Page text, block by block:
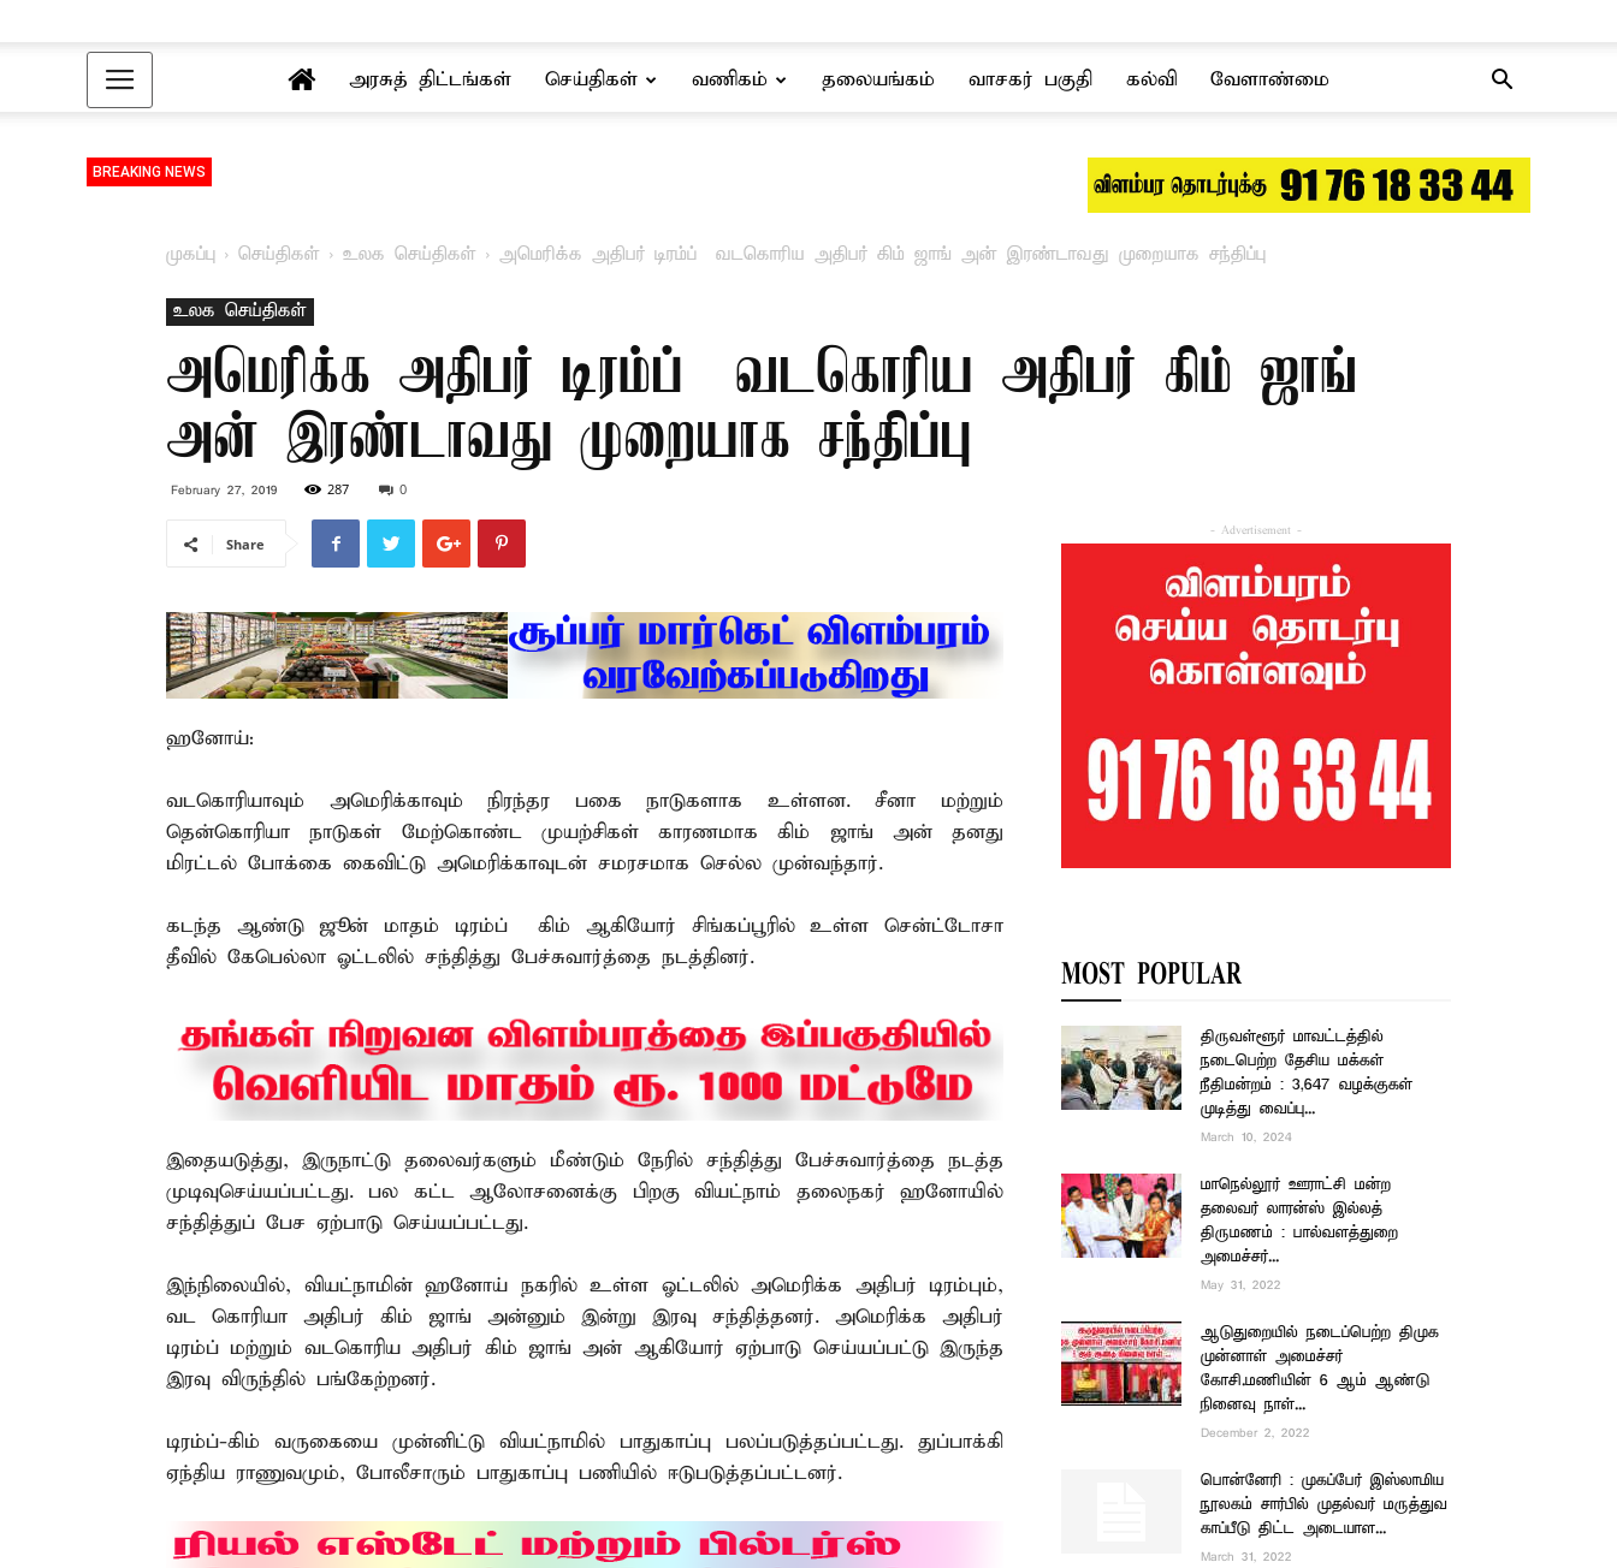
அரசுத் திட்டங்கள் செய்திகள் வணிகம் தலையங்கம் வாசகர் பகுதி கல்வி வேளாண்மை
BREAKING NEWS
முகப்பு செய்திகள் உலக செய்திகள் அமெரிக்க அதிபர் டிரம்ப் – வடகொரிய அதிபர் கிம் ஜாங் அன் இரண்டாவது முறையாக சந்திப்பு
உலக செய்திகள்
அமெரிக்க அதிபர் டிரம்ப் – வடகொரிய அதிபர் கிம் ஜாங்
அன் இரண்டாவது முறையாக சந்திப்பு
February 27, 2019 287 0
Share
ஹனோய்:
வடகொரியாவும் அமெரிக்காவும் நிரந்தர பகை நாடுகளாக உள்ளன. சீனா மற்றும்
தென்கொரியா நாடுகள் மேற்கொண்ட முயற்சிகள் காரணமாக கிம் ஜாங் அன் தனது
மிரட்டல் போக்கை கைவிட்டு அமெரிக்காவுடன் சமரசமாக செல்ல முன்வந்தார்.
கடந்த ஆண்டு ஜூன் மாதம் டிரம்ப் – கிம் ஆகியோர் சிங்கப்பூரில் உள்ள சென்ட்டோசா
தீவில் கேபெல்லா ஓட்டலில் சந்தித்து பேச்சுவார்த்தை நடத்தினர்.
இதையடுத்து, இருநாட்டு தலைவர்களும் மீண்டும் நேரில் சந்தித்து பேச்சுவார்த்தை நடத்த
முடிவுசெய்யப்பட்டது. பல கட்ட ஆலோசனைக்கு பிறகு வியட்நாம் தலைநகர் ஹனோயில்
சந்தித்துப் பேச ஏற்பாடு செய்யப்பட்டது.
இந்நிலையில், வியட்நாமின் ஹனோய் நகரில் உள்ள ஓட்டலில் அமெரிக்க அதிபர் டிரம்பும்,
வட கொரியா அதிபர் கிம் ஜாங் அன்னும் இன்று இரவு சந்தித்தனர். அமெரிக்க அதிபர்
டிரம்ப் மற்றும் வடகொரிய அதிபர் கிம் ஜாங் அன் ஆகியோர் ஏற்பாடு செய்யப்பட்டு இருந்த
இரவு விருந்தில் பங்கேற்றனர்.
டிரம்ப்-கிம் வருகையை முன்னிட்டு வியட்நாமில் பாதுகாப்பு பலப்படுத்தப்பட்டது. துப்பாக்கி
ஏந்திய ராணுவமும், போலீசாரும் பாதுகாப்பு பணியில் ஈடுபடுத்தப்பட்டனர்.
- Advertisement -
MOST POPULAR
திருவள்ளூர் மாவட்டத்தில்
நடைபெற்ற தேசிய மக்கள்
நீதிமன்றம் : 3,647 வழக்குகள்
முடித்து வைப்பு...
March 10, 2024
மாநெல்லூர் ஊராட்சி மன்ற
தலைவர் லாரன்ஸ் இல்லத்
திருமணம் : பால்வளத்துறை
அமைச்சர்...
May 31, 2022
ஆடுதுறையில் நடைப்பெற்ற திமுக
முன்னாள் அமைச்சர்
கோசி.மணியின் 6 ஆம் ஆண்டு
நினைவு நாள்...
December 2, 2022
பொன்னேரி : முகப்பேர் இஸ்லாமிய
நூலகம் சார்பில் முதல்வர் மருத்துவ
காப்பீடு திட்ட அடையாள...
March 31, 2022